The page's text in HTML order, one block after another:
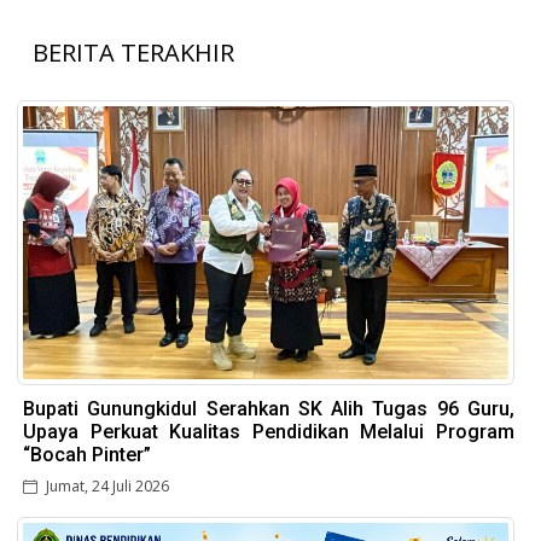
BERITA TERAKHIR
Bupati Gunungkidul Serahkan SK Alih Tugas 96 Guru,
Upaya Perkuat Kualitas Pendidikan Melalui Program
“Bocah Pinter”
Jumat, 24 Juli 2026